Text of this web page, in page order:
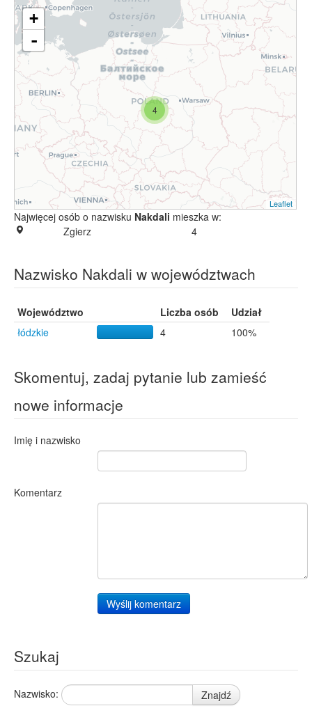
4
+
-
Leaflet
Najwięcej osób o nazwisku Nakdali mieszka w:
Zgierz
4
Nazwisko Nakdali w województwach
Województwo Liczba osób
Udział
łódzkie
4 100%
Skomentuj, zadaj pytanie lub zamieść
nowe informacje
Imię i nazwisko
Komentarz
Wyślij komentarz
Szukaj
Nazwisko: Znajdź